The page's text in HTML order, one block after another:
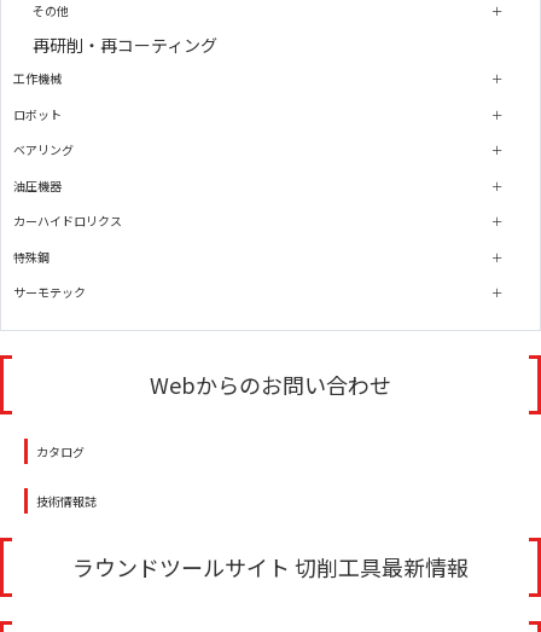
その他
再研削・再コーティング
工作機械
ロボット
ベアリング
油圧機器
カーハイドロリクス
特殊鋼
サーモテック
Webからのお問い合わせ
カタログ
技術情報誌
ラウンドツールサイト 切削工具最新情報